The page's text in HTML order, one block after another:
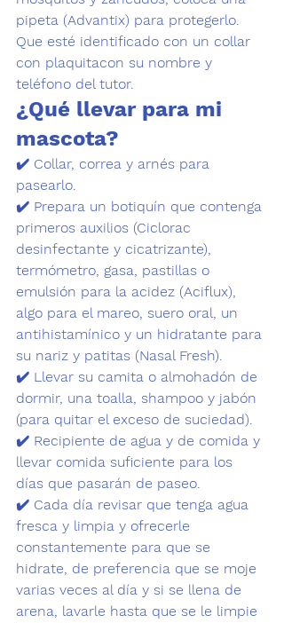
pipeta (Advantix) para protegerlo.
Que esté identificado con un collar
con plaquitacon su nombre y
teléfono del tutor.
¿Qué llevar para mi
mascota?
✔️ Collar, correa y arnés para
pasearlo.
✔️ Prepara un botiquín que contenga
primeros auxilios (Ciclorac
desinfectante y cicatrizante),
termómetro, gasa, pastillas o
emulsión para la acidez (Aciflux),
algo para el mareo, suero oral, un
antihistamínico y un hidratante para
su nariz y patitas (Nasal Fresh).
✔️ Llevar su camita o almohadón de
dormir, una toalla, shampoo y jabón
(para quitar el exceso de suciedad).
✔️ Recipiente de agua y de comida y
llevar comida suficiente para los
días que pasarán de paseo.
✔️ Cada día revisar que tenga agua
fresca y limpia y ofrecerle
constantemente para que se
hidrate, de preferencia que se moje
varias veces al día y si se llena de
arena, lavarle hasta que se le limpie